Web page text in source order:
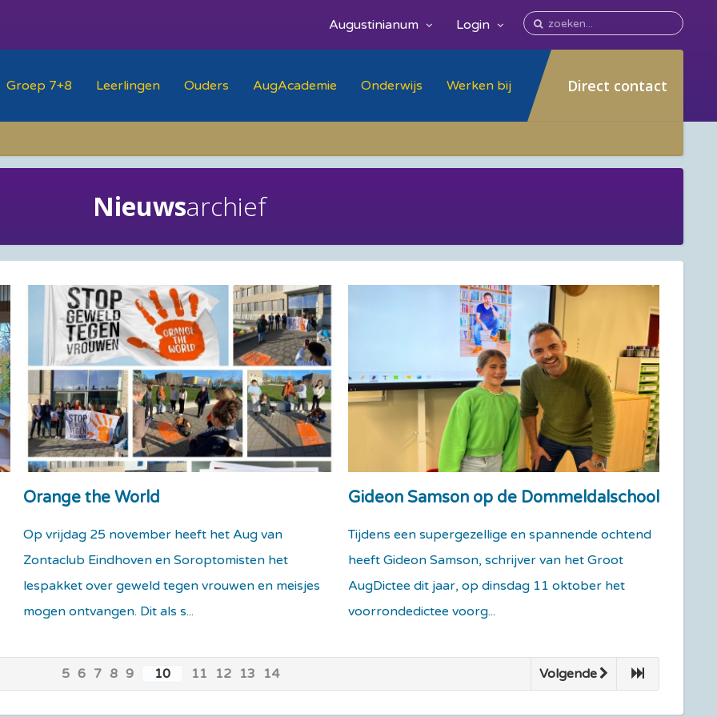
Login
Augustinianum
Groep 7+8 Leerlingen Ouders AugAcademie Onderwijs Werken bij Direct contact
Nieuwsarchief
Orange the World
Op vrijdag 25 november heeft het Aug van
Zontaclub Eindhoven en Soroptomisten het
lespakket over geweld tegen vrouwen en meisjes
mogen ontvangen. Dit als s...
Gideon Samson op de Dommeldalschool
Tijdens een supergezellige en spannende ochtend
heeft Gideon Samson, schrijver van het Groot
AugDictee dit jaar, op dinsdag 11 oktober het
voorrondedictee voorg...
Volgende
5 6 7 8 9 10 11 12 13 14